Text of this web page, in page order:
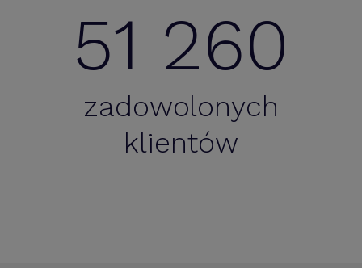
51 260
zadowolonych
klientów